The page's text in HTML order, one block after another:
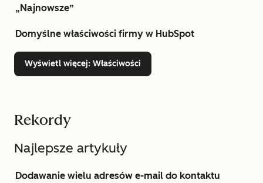
„Najnowsze”
Domyślne właściwości firmy w HubSpot
Wyświetl więcej: Właściwości
Rekordy
Najlepsze artykuły
Dodawanie wielu adresów e-mail do kontaktu